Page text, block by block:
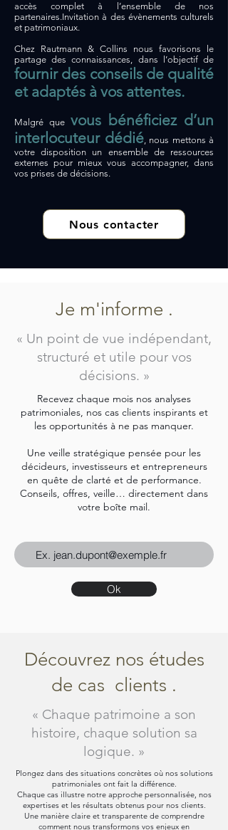
accès complet à l’ensemble de nos
partenaires.Invitation à des évènements culturels
et patrimoniaux.​
Chez Rautmann & Collins nous favorisons le
partage des connaissances, dans l’objectif de
fournir des conseils de qualité
et adaptés à vos attentes.
Malgré que vous bénéficiez d’un
interlocuteur dédié, nous mettons à
votre disposition un ensemble de ressources
externes pour mieux vous accompagner, dans
vos prises de décisions.
Nous contacter
Je m'informe .
« Un point de vue indépendant,
structuré et utile pour vos
décisions. »
Recevez chaque mois nos analyses
patrimoniales, nos cas clients inspirants et
les opportunités à ne pas manquer.
Une veille stratégique pensée pour les
décideurs, investisseurs et entrepreneurs
en quête de clarté et de performance.
Conseils, offres, veille… directement dans
votre boîte mail.
Ok
Découvrez nos études
de cas clients .
« Chaque patrimoine a son
histoire, chaque solution sa
logique. »
Plongez dans des situations concrètes où nos solutions
patrimoniales ont fait la différence.
Chaque cas illustre notre approche personnalisée, nos
expertises et les résultats obtenus pour nos clients.
Une manière claire et transparente de comprendre
comment nous transformons vos enjeux en